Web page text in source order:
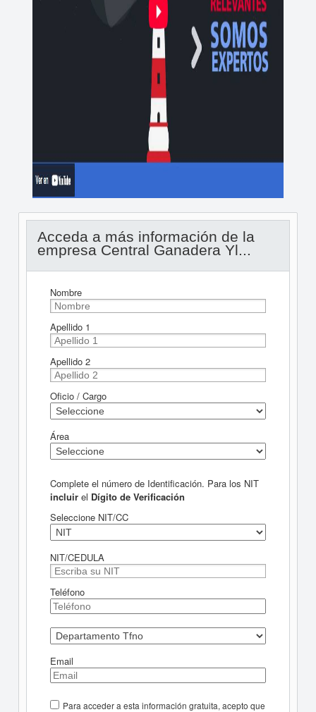
Acceda a más información de la
empresa Central Ganadera Yl...
Nombre
Apellido 1
Apellido 2
Oficio / Cargo
Área
Complete el número de Identificación. Para los NIT
incluirel Dígito de Verificación
Seleccione NIT/CC
NIT/CEDULA
Teléfono
Email
Para acceder a esta información gratuita, acepto que